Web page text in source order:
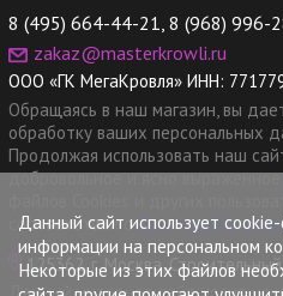
Данный сайт использует
информации на персональном
Некоторые из этих файлов
8 (495) 664-44-21 8 (968) 996-
zakaz@masterkrowli.ru
ООО «ГК МегаКровля» ИНН:
Обращаясь в наш магазин, вы
обработку ваших персональных
Продолжая использовать наш
добровольное и ясно
соответствии сПолитикой
125362, г. Москва,